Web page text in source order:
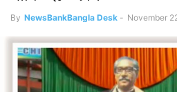
By NewsBankBangla Desk - November